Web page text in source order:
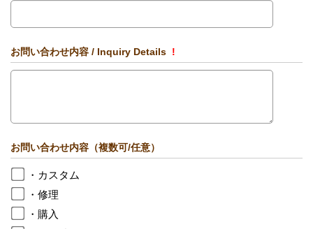
お問い合わせ内容 / Inquiry Details !
お問い合わせ内容（複数可/任意）
・カスタム
・修理
・購入